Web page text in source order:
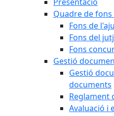
Quadre de
Fons de
Fons del
Fons
Gestió
Gestió
documents
Reglament
Avaluació i